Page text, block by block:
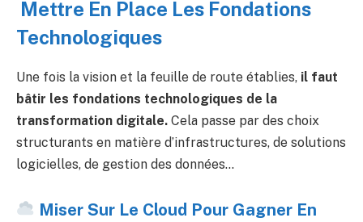
️ Mettre En Place Les Fondations
Technologiques
Une fois la vision et la feuille de route établies, il faut
bâtir les fondations technologiques de la
transformation digitale. Cela passe par des choix
structurants en matière d’infrastructures, de solutions
logicielles, de gestion des données…
Miser Sur Le Cloud Pour Gagner En